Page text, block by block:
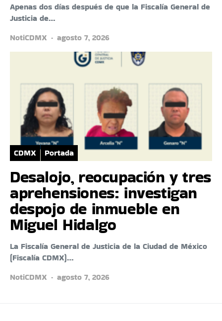
Apenas dos días después de que la Fiscalía General de
Justicia de…
NotiCDMX
agosto 7, 2026
CDMX Portada
Desalojo, reocupación y tres
aprehensiones: investigan
despojo de inmueble en
Miguel Hidalgo
La Fiscalía General de Justicia de la Ciudad de México
(Fiscalía CDMX)…
NotiCDMX
agosto 7, 2026